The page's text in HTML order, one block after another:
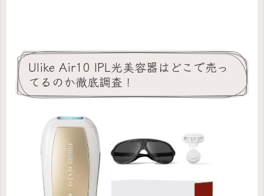
Ulike Air10 IPL光美容器はどこで売っ
てるのか徹底調査！